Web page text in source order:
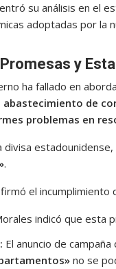
su análisis en el
adoptadas por la
y
ha fallado en
abastecimiento de
problemas en
divisa
.
el
indicó que esta
El anuncio de
no se